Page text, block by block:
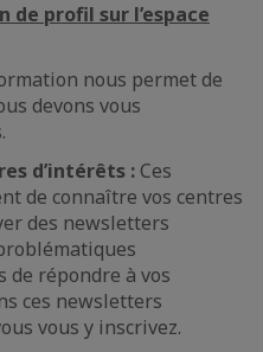
profil sur l’espace
nous permet de
devons vous
d’intérêts : Ces
de connaître vos centres
des newsletters
de répondre à vos
ces newsletters
vous y inscrivez.